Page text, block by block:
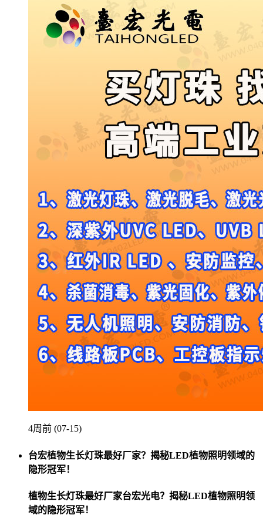
4周前 (07-15)
台宏植物生长灯珠最好厂家？揭秘LED植物照明领域的
隐形冠军！
植物生长灯珠最好厂家台宏光电？揭秘LED植物照明领
域的隐形冠军！